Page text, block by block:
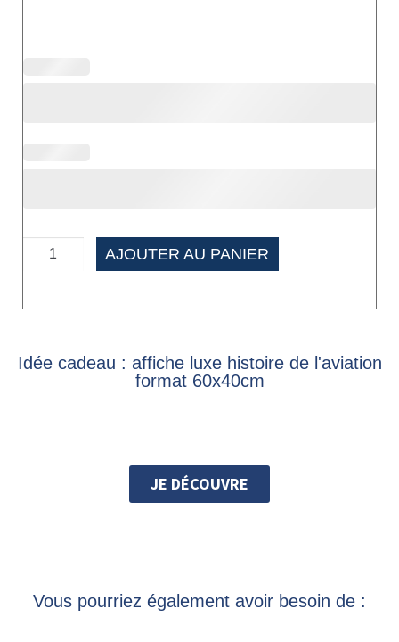
AJOUTER AU PANIER
Idée cadeau : affiche luxe histoire de l'aviation
format 60x40cm
JE DÉCOUVRE
Vous pourriez également avoir besoin de :